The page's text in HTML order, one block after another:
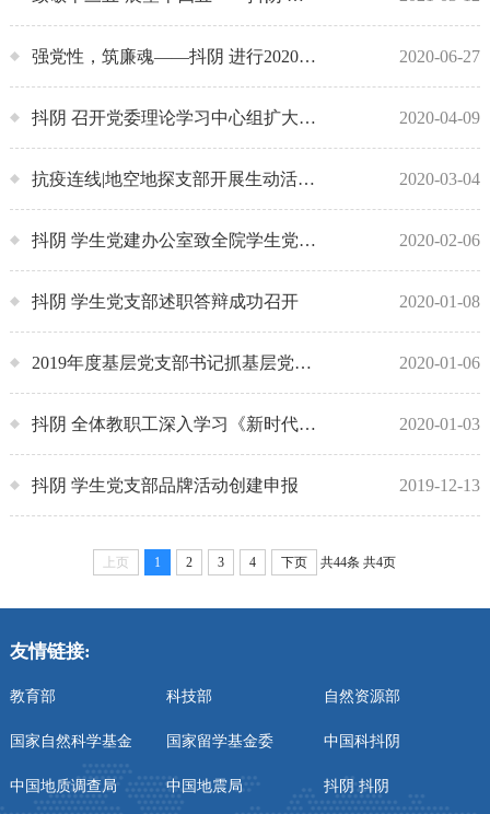
强党性，筑廉魂——抖阴 进行2020届毕业生党员廉政教育 2020-06-27
抖阴 召开党委理论学习中心组扩大会议暨安全稳定工作专题会议 2020-04-09
抗疫连线|地空地探支部开展生动活泼的“抗疫”主题党日课 2020-03-04
抖阴 学生党建办公室致全院学生党员倡议书 2020-02-06
抖阴 学生党支部述职答辩成功召开 2020-01-08
2019年度基层党支部书记抓基层党建述职评议考核会 2020-01-06
抖阴 全体教职工深入学习《新时代爱国主义教育实施纲要》 2020-01-03
抖阴 学生党支部品牌活动创建申报 2019-12-13
上页 1 2 3 4 下页 共44条 共4页
友情链接:
教育部 科技部 自然资源部
国家自然科学基金 国家留学基金委 中国科抖阴
中国地质调查局 中国地震局 抖阴 抖阴